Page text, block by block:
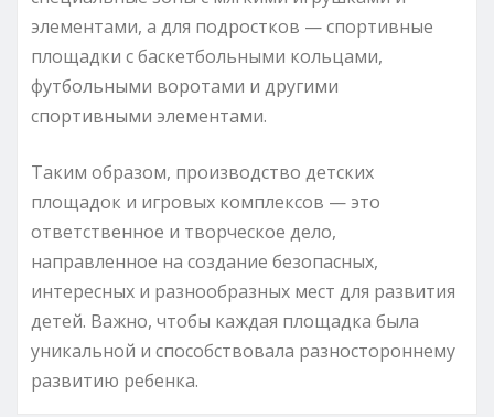
элементами, а для подростков — спортивные
площадки с баскетбольными кольцами,
футбольными воротами и другими
спортивными элементами.
Таким образом, производство детских
площадок и игровых комплексов — это
ответственное и творческое дело,
направленное на создание безопасных,
интересных и разнообразных мест для развития
детей. Важно, чтобы каждая площадка была
уникальной и способствовала разностороннему
развитию ребенка.